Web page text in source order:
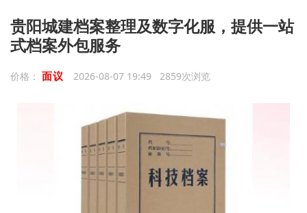
贵阳城建档案整理及数字化服，提供一站
式档案外包服务
价格： 面议 2026-08-07 19:49 2859次浏览